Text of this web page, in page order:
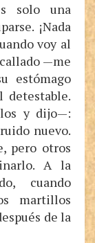
solo una
¡Nada
voy al
—me
estómago
y dijo—:
nuevo.
pero otros
A la
cuando
martillos
de la